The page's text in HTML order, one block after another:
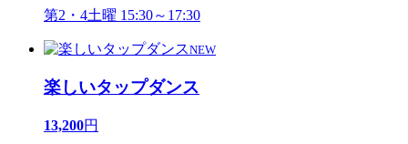
第2・4土曜 15:30～17:30
NEW
楽しいタップダンス
13,200円